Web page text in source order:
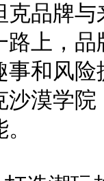
克品牌与
上，
事和风
沙漠学